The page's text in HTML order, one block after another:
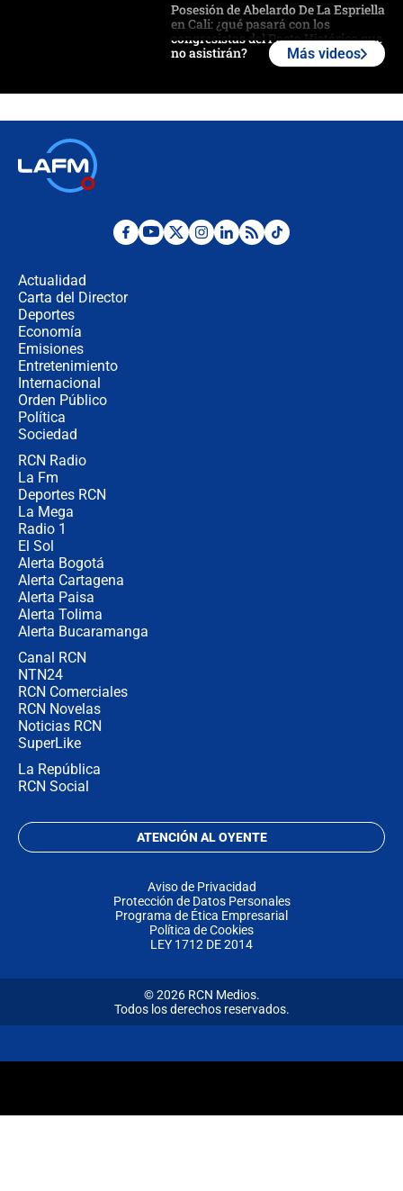
Posesión de Abelardo De La Espriella
en Cali: ¿qué pasará con los
congresistas del Pacto Histórico que
no asistirán?
¿Por qué De la Espriella gobernará
Más videos
Actualidad
Carta del Director
Deportes
Economía
Emisiones
Entretenimiento
Internacional
Orden Público
Política
Sociedad
RCN Radio
La Fm
Deportes RCN
La Mega
Radio 1
El Sol
Alerta Bogotá
Alerta Cartagena
Alerta Paisa
Alerta Tolima
Alerta Bucaramanga
Canal RCN
NTN24
RCN Comerciales
RCN Novelas
Noticias RCN
SuperLike
La República
RCN Social
ATENCIÓN AL OYENTE
Aviso de Privacidad
Protección de Datos Personales
Programa de Ética Empresarial
Política de Cookies
LEY 1712 DE 2014
© 2026 RCN Medios.
Todos los derechos reservados.